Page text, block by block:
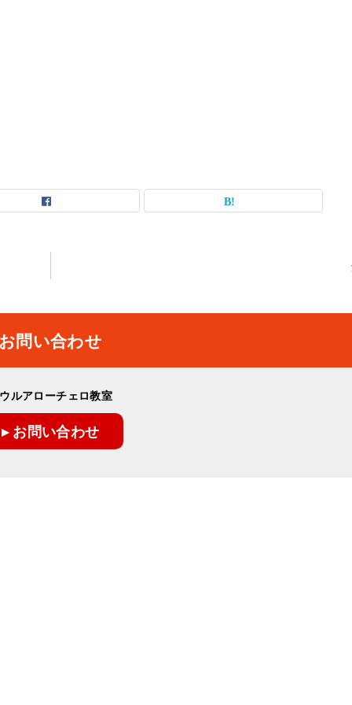
お問い合わせ
ルアローチェロ教室
▸ お問い合わせ